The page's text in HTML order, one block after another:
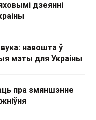
дзеянні
навошта ў
мэты для Украіны
пра змяншэнне